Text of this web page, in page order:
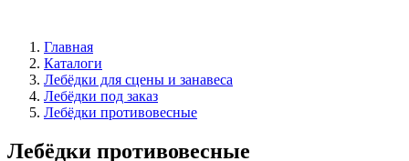
Главная
Каталоги
Лебёдки для сцены и занавеса
Лебёдки под заказ
Лебёдки противовесные
Лебёдки противовесные